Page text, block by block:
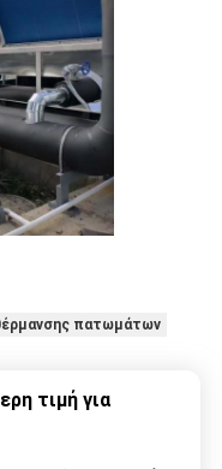
πατωμάτων
τιμή για